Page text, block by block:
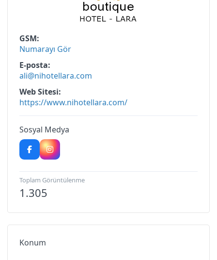
GSM
Numarayı Gör
E-posta
ali@nihotellara.com
Web Sitesi
https://www.nihotellara.com/
Sosyal Medya
Toplam Görüntülenme
1.305
Konum